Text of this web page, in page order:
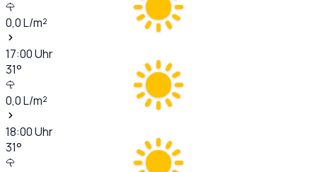
0,0L/m²
17:00Uhr
31°
0,0L/m²
18:00Uhr
31°